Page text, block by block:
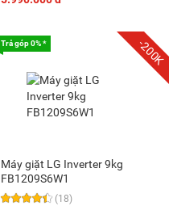
Trả góp 0% * -200K
Máy giặt LG Inverter 9kg
FB1209S6W1
(18)